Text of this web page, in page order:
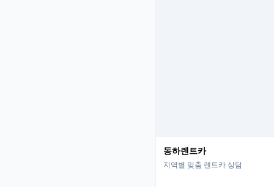
동하렌트카
지역별 맞춤 렌트카 상담